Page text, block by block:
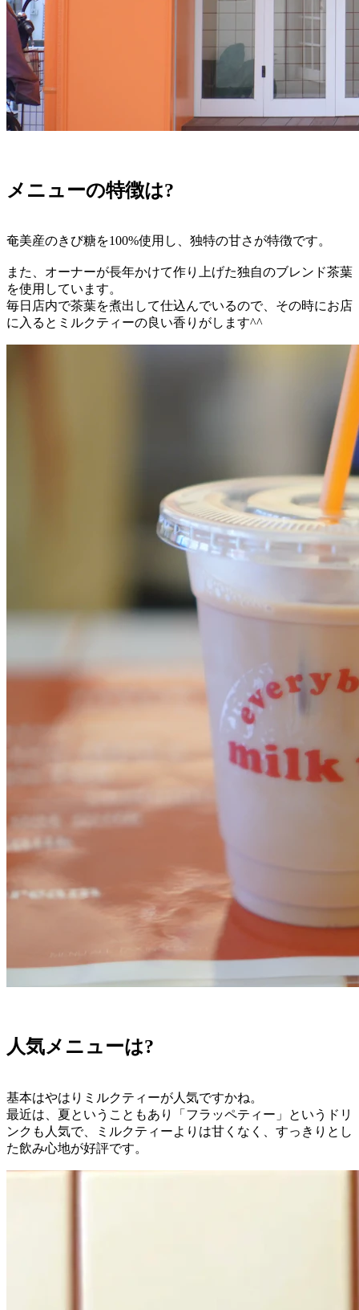
メニューの特徴は?
奄美産のきび糖を100%使用し、独特の甘さが特徴です。
また、オーナーが長年かけて作り上げた独自のブレンド茶葉
を使用しています。
毎日店内で茶葉を煮出して仕込んでいるので、その時にお店
に入るとミルクティーの良い香りがします^^
人気メニューは?
基本はやはりミルクティーが人気ですかね。
最近は、夏ということもあり「 フラッペティー 」というドリ
ンクも人気で、ミルクティーよりは甘くなく、すっきりとし
た飲み心地が好評です。